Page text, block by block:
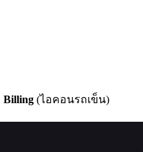
Billing (ไอคอนรถเข็น)